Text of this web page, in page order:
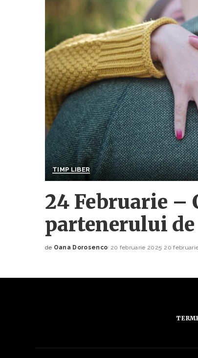
TIMP LIBER
24 Februarie –
partenerului de
Posted
de Oana Dorosenco 20 februarie 2025 20